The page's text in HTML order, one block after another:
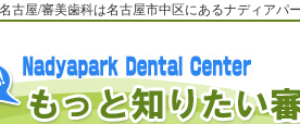
古屋/審美歯科は名古屋市中区にあるナディアパ